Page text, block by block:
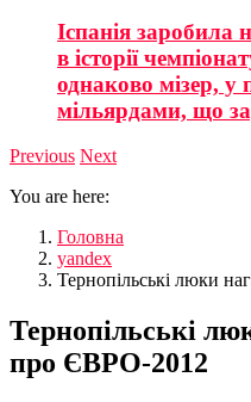
Іспанія заробила
в історії
однаково мізер, у
мільярдами, що
Previous Next
You are here:
Головна
yandex
Тернопільські люки
Тернопільські
про ЄВРО-2012